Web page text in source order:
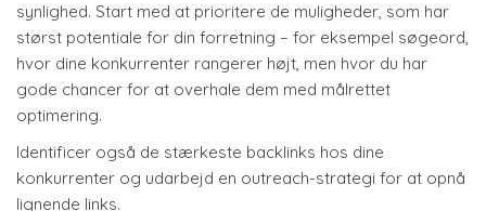
synlighed. Start med at prioritere de muligheder, som har
størst potentiale for din forretning – for eksempel søgeord,
hvor dine konkurrenter rangerer højt, men hvor du har
gode chancer for at overhale dem med målrettet
optimering.
Identificer også de stærkeste backlinks hos dine
konkurrenter og udarbejd en outreach-strategi for at opnå
lignende links.